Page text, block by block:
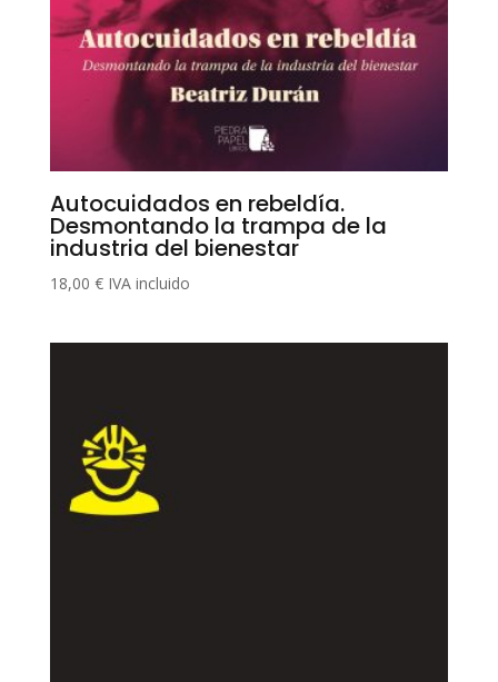
Autocuidados en rebeldía.
Desmontando la trampa de la
industria del bienestar
18,00 € IVA incluido